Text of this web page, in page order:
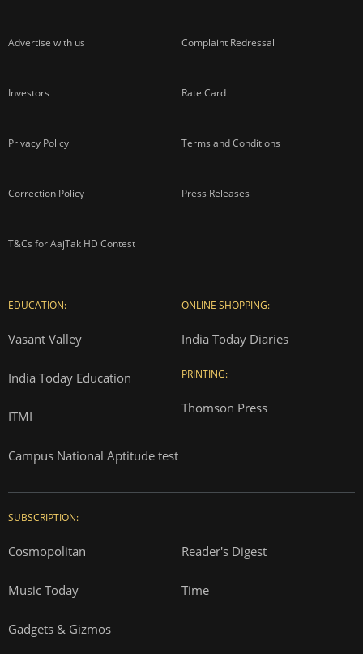
Advertise with us Complaint Redressal
Investors Rate Card
Privacy Policy Terms and Conditions
Correction Policy Press Releases
T&Cs for AajTak HD Contest
EDUCATION:
Vasant Valley
India Today Education
ITMI
Campus National Aptitude test
ONLINE SHOPPING:
India Today Diaries
PRINTING:
Thomson Press
SUBSCRIPTION:
Cosmopolitan Reader's Digest
Music Today Time
Gadgets & Gizmos